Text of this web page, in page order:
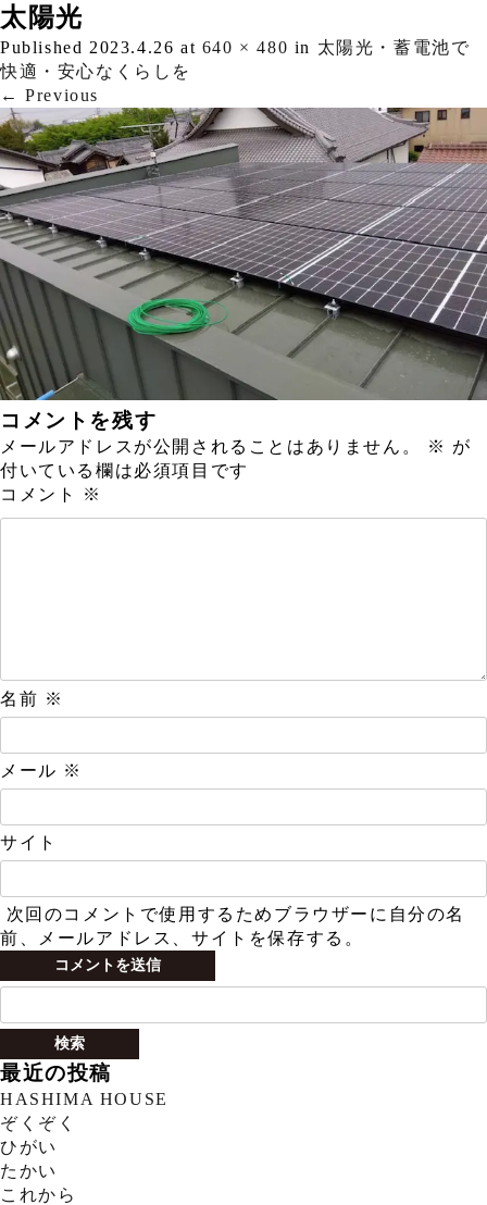
太陽光
Published 2023.4.26 at 640 × 480 in 太陽光・蓄電池で
快適・安心なくらしを
← Previous
コメントを残す
メールアドレスが公開されることはありません。 ※ が
付いている欄は必須項目です
コメント
※
名前 ※
メール ※
サイト
次回のコメントで使用するためブラウザーに自分の名
前、メールアドレス、サイトを保存する。
検
最近の投稿
HASHIMA HOUSE
ぞくぞく
ひがい
たかい
これから